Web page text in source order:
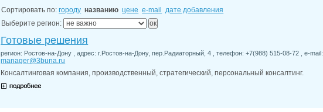
выявлено 2280 нарушений в сфере ЖКХ
Сортировать по:городу названию цене e-mail
дате добавления
Выберите регион:
Готовые решения
регион: Ростов-на-Дону , адрес: г.Ростов-на-Дону, пер.Радиаторный, 4 , телефон: +7(988) 515-08-72 , e-mail:
manager@3buna.ru
Консалтинговая компания, производственный, стратегический, персональный консалтинг.